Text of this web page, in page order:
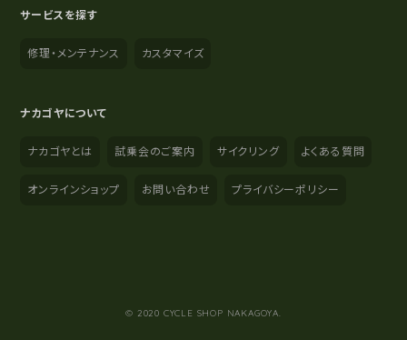
サービスを探す
修理・メンテナンス カスタマイズ
ナカゴヤについて
ナカゴヤとは 試乗会のご案内 サイクリング よくある質問
オンラインショップ お問い合わせ プライバシーポリシー
© 2020 CYCLE SHOP NAKAGOYA.